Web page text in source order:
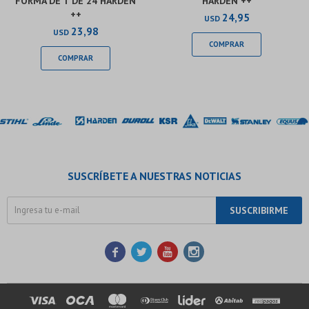
++
USD 23,98
USD 24,95
SUSCRÍBETE A NUESTRAS NOTICIAS
SUSCRIBIRME
   